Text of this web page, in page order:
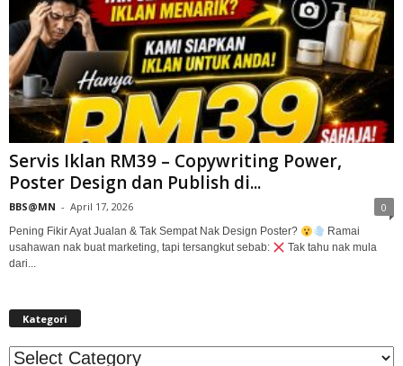
Servis Iklan RM39 – Copywriting Power,
Poster Design dan Publish di...
BBS@MN - April 17, 2026 0
Pening Fikir Ayat Jualan & Tak Sempat Nak Design Poster?
Ramai
usahawan nak buat marketing, tapi tersangkut sebab:
Tak tahu nak mula
dari...
Kategori
Kategori